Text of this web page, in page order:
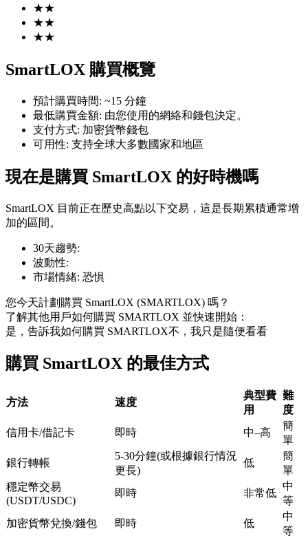
幣本位永續
TradFi
美股、外匯、貴金屬及大宗商品衍生性商品
USDC永續
多種以USDC結算的永續合約
★★
★★
★★
SmartLOX 購買概覽
預計購買時間: ~15 分鐘
最低購買金額: 由您使用的網絡和錢包決定。
支付方式: 加密貨幣錢包
可用性: 支持全球大多數國家和地區
現在是購買 SmartLOX 的好時機嗎
SmartLOX 目前正在歷史高點以下交易，這是長期累積通常增
加的區間。
30天趨勢:
波動性:
市場情緒: 恐惧
您今天計劃購買 SmartLOX (SMARTLOX) 嗎？
了解其他用戶如何購買 SMARTLOX 並快速開始：
是，告訴我如何購買 SMARTLOX不，我只是隨便看看
購買 SmartLOX 的最佳方式
方法 速度
典型費
用
難
度
信用卡/借記卡
即時 中–高
簡
單
銀行轉帳
5-30分鐘(或根據銀行情況
更長)
低
簡
單
穩定幣交易
(USDT/USDC)
即時 非常低
中
等
加密貨幣兌換/錢包
即時 低
中
等